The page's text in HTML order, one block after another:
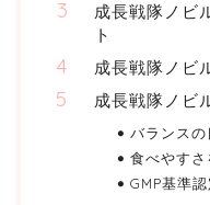
成長戦隊ノビ
ト
成長戦隊ノビ
成長戦隊ノビ
バランスの
食べやすさ
GMP基準